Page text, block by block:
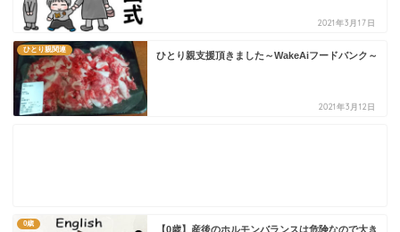
2021年3月17日
ひとり親関連
ひとり親支援頂きました～WakeAiフードバンク～
2021年3月12日
0歳
【0歳】産後のホルモンバランスは危険なので大き